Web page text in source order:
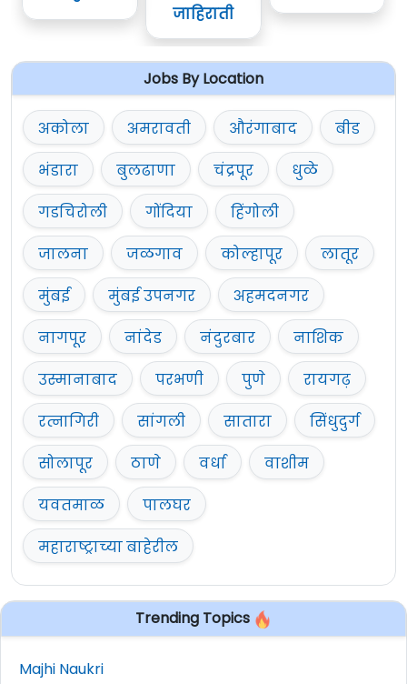
जाहिराती
Jobs By Location
अकोला अमरावती औरंगाबाद
बीड
भंडारा
बुलढाणा चंद्रपूर
धुळे
गडचिरोली
गोंदिया
हिंगोली
जालना
जळगाव कोल्हापूर
लातूर
मुंबई
मुंबई उपनगर
अहमदनगर
नागपूर
नांदेड नंदुरबार
नाशिक
उस्मानाबाद
परभणी पुणे
रायगढ़
रत्नागिरी
सांगली सातारा
सिंधुदुर्ग
सोलापूर
ठाणे वर्धा
वाशीम
यवतमाळ
पालघर
महाराष्ट्राच्या बाहेरील
Trending Topics
Majhi Naukri